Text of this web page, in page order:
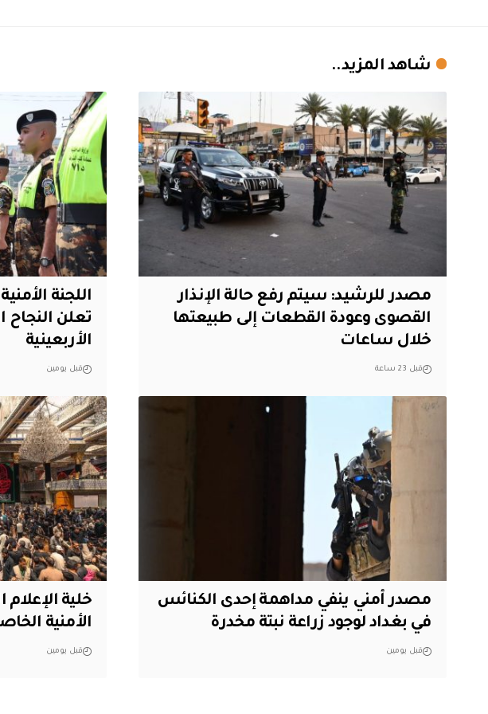
شاهد المزيد..
مصدر للرشيد: سيتم رفع حالة الإنذار
القصوى وعودة القطعات إلى طبيعتها
خلال ساعات
قبل 23 ساعة
اللجنة
تعلن النجاح
الأربعينية
قبل يومين
مصدر أمني ينفي مداهمة إحدى الكنائس
في بغداد لوجود زراعة نبتة مخدرة
قبل يومين
خلية
الأمنية
قبل يومين